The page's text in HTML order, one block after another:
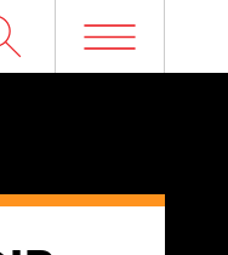
m